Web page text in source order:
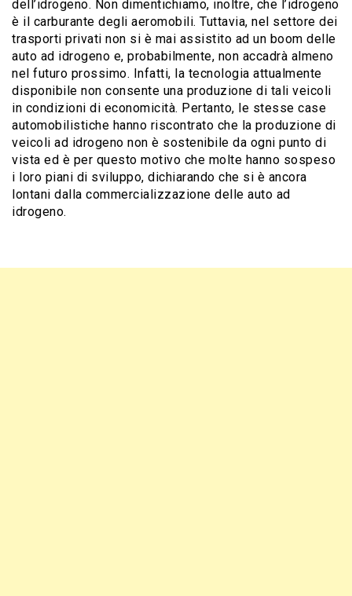
dell’idrogeno. Non dimentichiamo, inoltre, che l’idrogeno
è il carburante degli aeromobili. Tuttavia, nel settore dei
trasporti privati non si è mai assistito ad un boom delle
auto ad idrogeno e, probabilmente, non accadrà almeno
nel futuro prossimo. Infatti, la tecnologia attualmente
disponibile non consente una produzione di tali veicoli
in condizioni di economicità. Pertanto, le stesse case
automobilistiche hanno riscontrato che la produzione di
veicoli ad idrogeno non è sostenibile da ogni punto di
vista ed è per questo motivo che molte hanno sospeso
i loro piani di sviluppo, dichiarando che si è ancora
lontani dalla commercializzazione delle auto ad
idrogeno.